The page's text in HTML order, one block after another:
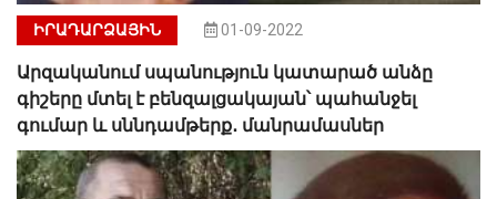
ԻՐԱԴԱՐՁԱՅԻՆ 01-09-2022
Արզականում սպանություն կատարած անձը
գիշերը մտել է բենզալցակայան՝ պահանջել
գումար և սննդամթերք․ մանրամասներ